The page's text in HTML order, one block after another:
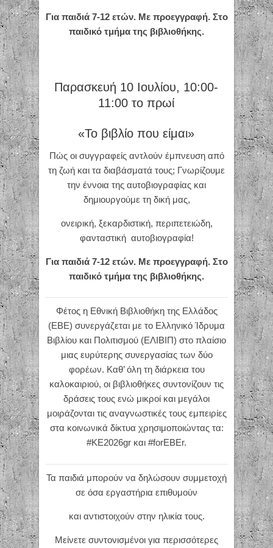
Για παιδιά 7-12 ετών. Με προεγγραφή. Στο
παιδικό τμήμα της βιβλιοθήκης.
Παρασκευή 10 Ιουλίου, 10:00-
11:00 το πρωί
«Το βιβλίο που είμαι»
Πώς οι συγγραφείς αντλούν έμπνευση από
τη ζωή και τα διαβάσματά τους; Γνωρίζουμε
την έννοια της αυτοβιογραφίας και
δημιουργούμε τη δική μας,
ονειρική, ξεκαρδιστική, περιπετειώδη,
φανταστική αυτοβιογραφία!
Για παιδιά 7-12 ετών. Με προεγγραφή. Στο
παιδικό τμήμα της βιβλιοθήκης.
Φέτος η Εθνική Βιβλιοθήκη της Ελλάδος
(ΕΒΕ) συνεργάζεται με το Ελληνικό Ίδρυμα
Βιβλίου και Πολιτισμού (ΕΛΙΒΙΠ) στο πλαίσιο
μιας ευρύτερης συνεργασίας των δύο
φορέων. Καθ’ όλη τη διάρκεια του
καλοκαιριού, οι βιβλιοθήκες συντονίζουν τις
δράσεις τους ενώ μικροί και μεγάλοι
μοιράζονται τις αναγνωστικές τους εμπειρίες
στα κοινωνικά δίκτυα χρησιμοποιώντας τα:
#ΚΕ2026gr και #forEBEr.
Τα παιδιά μπορούν να δηλώσουν συμμετοχή
σε όσα εργαστήρια επιθυμούν
και αντιστοιχούν στην ηλικία τους.
Μείνετε συντονισμένοι για περισσότερες